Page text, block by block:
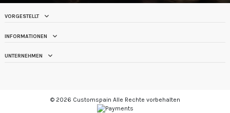
VORGESTELLT
INFORMATIONEN
UNTERNEHMEN
© 2026 Customspain Alle Rechte vorbehalten